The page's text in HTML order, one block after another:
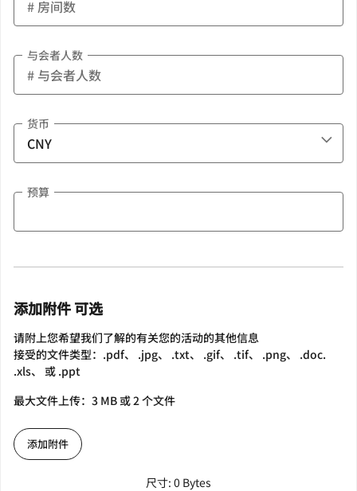
与会者人数
货币
预算
添加附件 可选
请附上您希望我们了解的有关您的活动的其他信息
接受的文件类型：.pdf、 .jpg、 .txt、 .gif、 .tif、 .png、 .doc.
.xls、 或 .ppt
最大文件上传：3 MB 或 2 个文件
添加附件
尺寸: 0 Bytes